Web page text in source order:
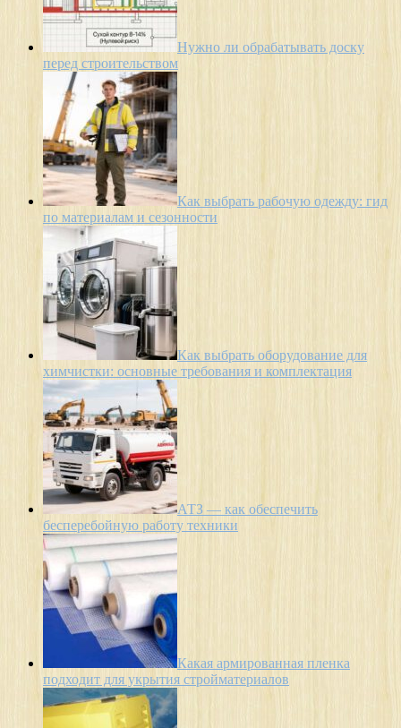
Нужно ли обрабатывать доску
перед строительством
Как выбрать рабочую одежду: гид
по материалам и сезонности
Как выбрать оборудование для
химчистки: основные требования и комплектация
АТЗ — как обеспечить
бесперебойную работу техники
Какая армированная пленка
подходит для укрытия стройматериалов